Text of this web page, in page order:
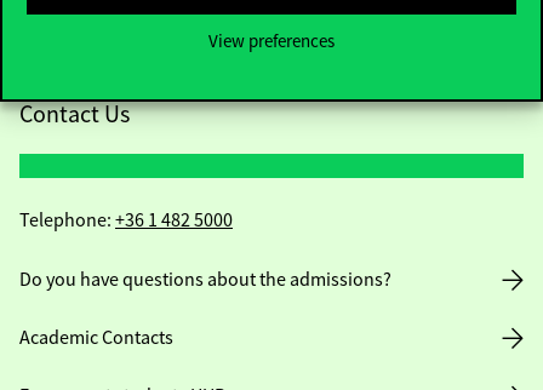
View preferences
Contact Us
Telephone: +36 1 482 5000
Do you have questions about the admissions?
Academic Contacts